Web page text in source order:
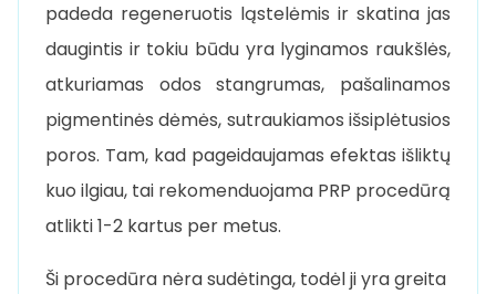
padeda regeneruotis ląstelėmis ir skatina jas
daugintis ir tokiu būdu yra lyginamos raukšlės,
atkuriamas odos stangrumas, pašalinamos
pigmentinės dėmės, sutraukiamos išsiplėtusios
poros. Tam, kad pageidaujamas efektas išliktų
kuo ilgiau, tai rekomenduojama PRP procedūrą
atlikti 1-2 kartus per metus.
Ši procedūra nėra sudėtinga, todėl ji yra greita